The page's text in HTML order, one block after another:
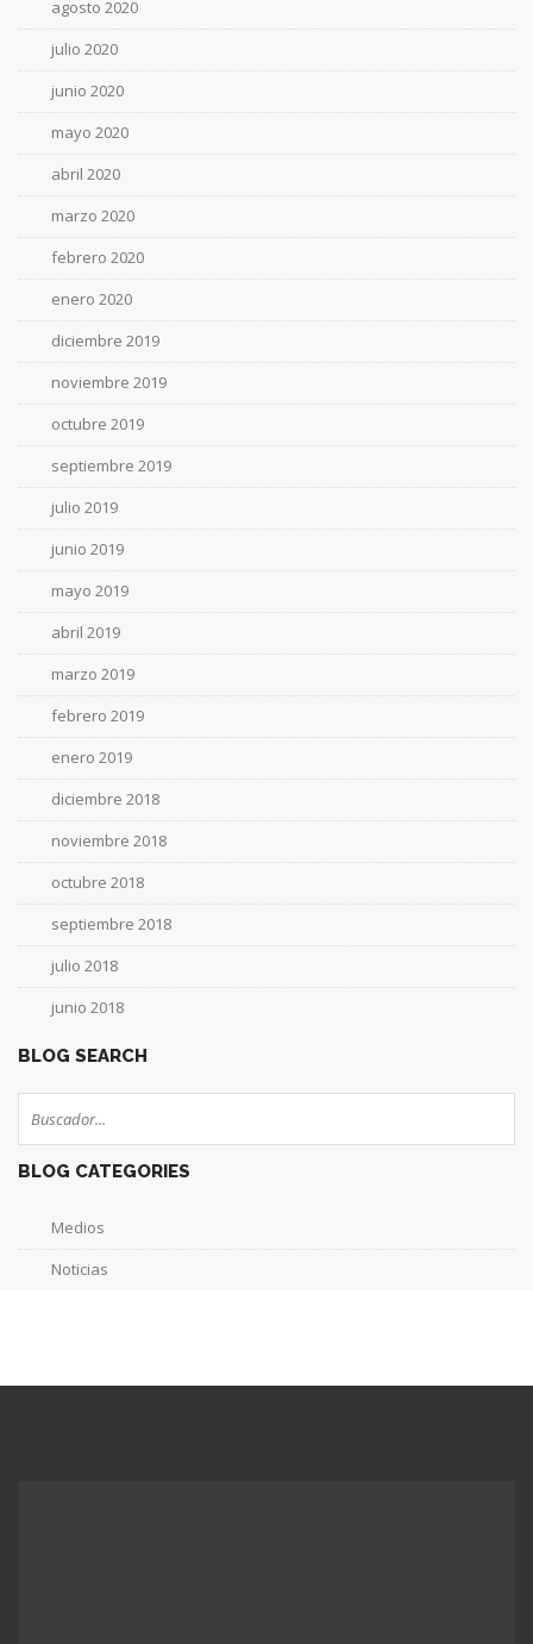
agosto 2020
julio 2020
junio 2020
mayo 2020
abril 2020
marzo 2020
febrero 2020
enero 2020
diciembre 2019
noviembre 2019
octubre 2019
septiembre 2019
julio 2019
junio 2019
mayo 2019
abril 2019
marzo 2019
febrero 2019
enero 2019
diciembre 2018
noviembre 2018
octubre 2018
septiembre 2018
julio 2018
junio 2018
BLOG SEARCH
BLOG CATEGORIES
Medios
Noticias